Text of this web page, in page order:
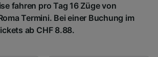
fahren pro Tag 16 Züge von
Termini. Bei einer Buchung im
ab CHF 8.88.